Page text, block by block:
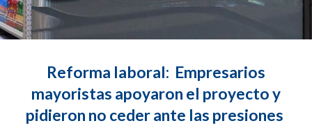
Reforma laboral: Empresarios
mayoristas apoyaron el proyecto y
pidieron no ceder ante las presiones